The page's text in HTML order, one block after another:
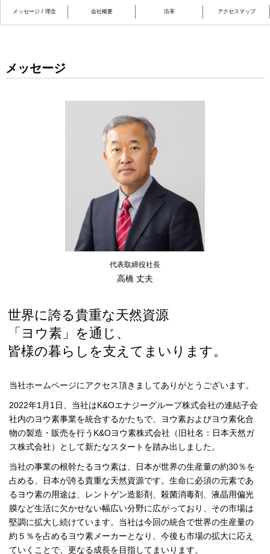
メッセージ / 理念 会社概要 沿革 アクセスマップ
メッセージ
代表取締役社長
高橋 丈夫
世界に誇る貴重な天然資源
「ヨウ素」を通じ、
皆様の暮らしを支えてまいります。
当社ホームページにアクセス頂きましてありがとうございます。
2022年1月1日、当社はK&Oエナジーグループ株式会社の連結子会
社内のヨウ素事業を統合するかたちで、ヨウ素およびヨウ素化合
物の製造・販売を行うK&Oヨウ素株式会社（旧社名：日本天然ガ
ス株式会社）として新たなスタートを踏み出しました。
当社の事業の根幹たるヨウ素は、日本が世界の生産量の約30％を
占める、日本が誇る貴重な天然資源です。生命に必須の元素であ
るヨウ素の用途は、レントゲン造影剤、殺菌消毒剤、液晶用偏光
膜など生活に欠かせない幅広い分野に広がっており、その市場は
堅調に拡大し続けています。当社は今回の統合で世界の生産量の
約５％を占めるヨウ素メーカーとなり、今後も市場の拡大に応え
ていくことで、更なる成長を目指してまいります。